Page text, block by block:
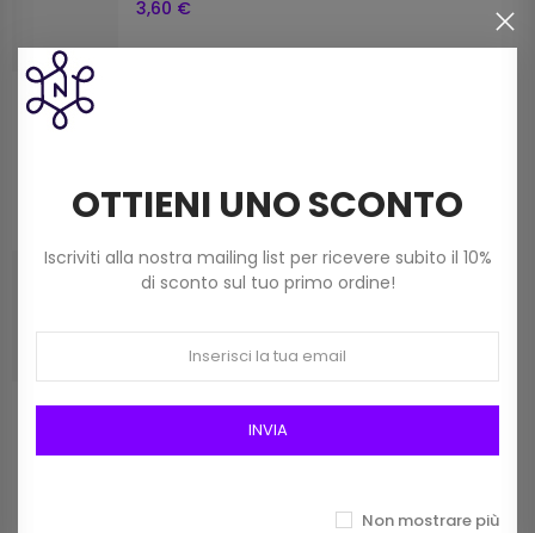
3,60 €
Frangia In Rafia Da 15mm Art 2116/15 Col 01
Bianco
OTTIENI UNO SCONTO
Iscriviti alla nostra mailing list per ricevere subito il 10%
di sconto sul tuo primo ordine!
INVIA
Non mostrare più